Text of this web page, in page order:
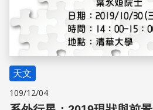
天文
109/12/04